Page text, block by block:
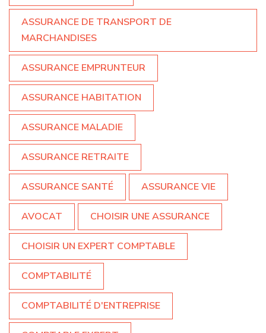
ASSURANCE DE TRANSPORT DE
MARCHANDISES
ASSURANCE EMPRUNTEUR
ASSURANCE HABITATION
ASSURANCE MALADIE
ASSURANCE RETRAITE
ASSURANCE SANTÉ ASSURANCE VIE
AVOCAT CHOISIR UNE ASSURANCE
CHOISIR UN EXPERT COMPTABLE
COMPTABILITÉ
COMPTABILITÉ D'ENTREPRISE